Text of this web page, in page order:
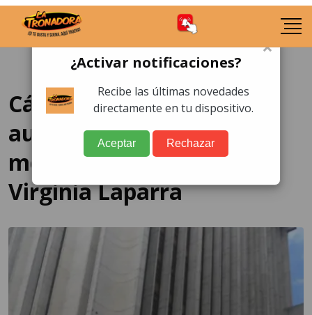
Cámara Penal suspende
audiencia de revisión
medidas solicitada por
Virginia Laparra
×
¿Activar notificaciones?
Recibe las últimas novedades
directamente en tu dispositivo.
Aceptar Rechazar